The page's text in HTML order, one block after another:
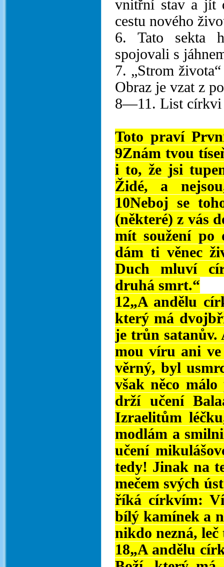
vnitřní stav a jít
cestu nového
6. Tato sekta
spojovali s
7. „Strom
Obraz je vzat z
8—11. List církvi
Toto praví
9Znám tvou
i to, že jsi
Židé, a
10Neboj se
(některé) z vás
mít soužení po
dám ti věnec
Duch mluví
druhá smrt.“
12„A andělu
který má
je trůn satanův.
mou víru ani
věrný, byl
však něco
drží učení
Izraelitům
modlám a
učení
tedy! Jinak na
mečem svých
říká církvím:
bílý kamínek a
nikdo nezná,
18„A andělu